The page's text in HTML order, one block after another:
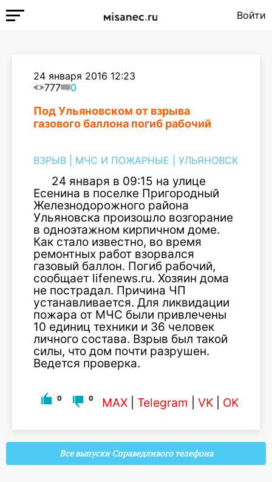
Войти
24 января 2016 12:23
777
0
Под Ульяновском от взрыва
газового баллона погиб рабочий
ВЗРЫВ МЧС И ПОЖАРНЫЕ УЛЬЯНОВСК
24 января в 09:15 на улице
Есенина в поселке Пригородный
Железнодорожного района
Ульяновска произошло возгорание
в одноэтажном кирпичном доме.
Как стало известно, во время
ремонтных работ взорвался
газовый баллон. Погиб рабочий,
сообщает lifenews.ru. Хозяин дома
не пострадал. Причина ЧП
устанавливается. Для ликвидации
пожара от МЧС были привлечены
10 единиц техники и 36 человек
личного состава. Взрыв был такой
силы, что дом почти разрушен.
Ведется проверка.
0 0 MAX Telegram VK OK
Все выпуски Справедливого телефона